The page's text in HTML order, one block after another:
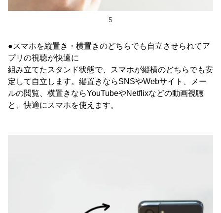
5
●スマホを縦置き・横置きのどちらでも自立させられてア
プリの視聴が快適に
組み立てたスタンド状態で、スマホが縦横のどちらでも安
定して自立します。縦置きならSNSやWebサイト、メー
ルの閲覧、横置きならYouTubeやNetflixなどの動画視聴
と、快適にスマホを使えます。